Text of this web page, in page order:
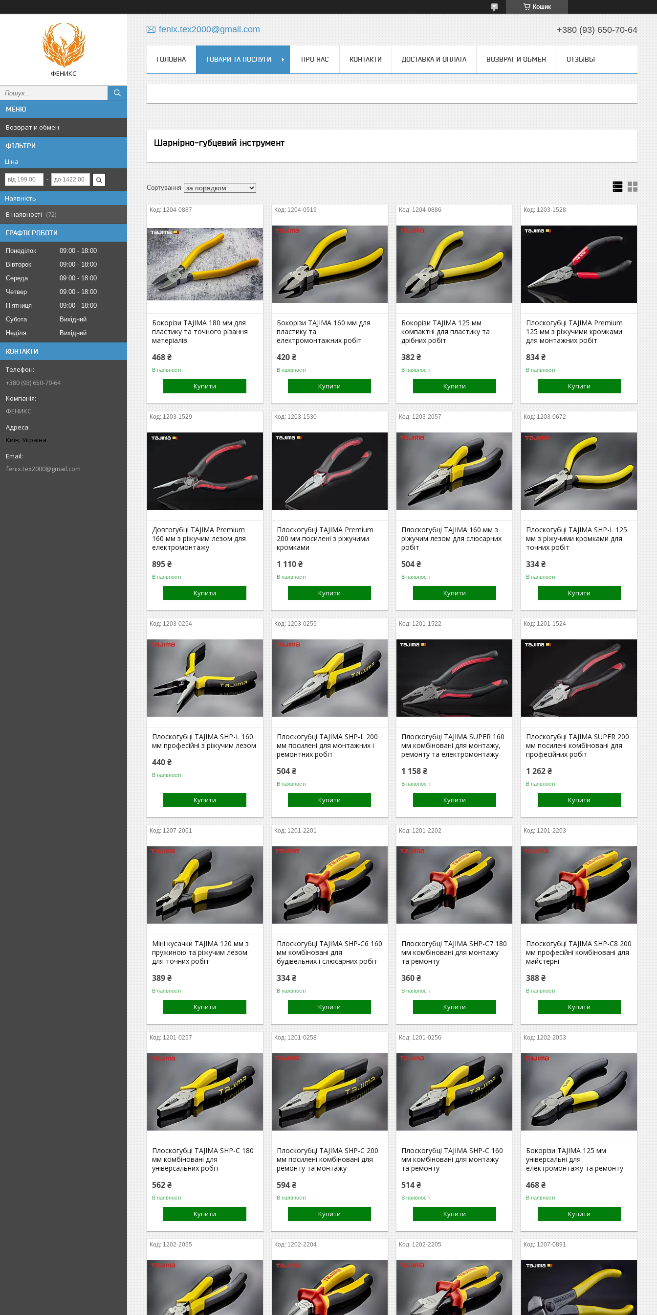
Кошик
ФЕНИКС
Возврат и обмен
ФІЛЬТРИ
Ціна
Наявність
В наявності
72
ГРАФІК РОБОТИ
Понеділок 09:00
18:00
Вівторок
09:00
18:00
Середа
09:00
18:00
Четвер
09:00
18:00
Пʼятниця
09:00
18:00
Субота
Вихідний
Неділя
Вихідний
КОНТАКТИ
+380 (93) 650-70-64
ФЕНИКС
Київ, Україна
fenix.tex2000@gmail.com
fenix.tex2000@gmail.com +380 (93) 650-70-64
ГОЛОВНА ТОВАРИ ТА ПОСЛУГИ ПРО НАС КОНТАКТИ ДОСТАВКА И ОПЛАТА ВОЗВРАТ И ОБМЕН ОТЗЫВЫ
Шарнірно-губцевий інструмент
1204-0887
Бокорізи TAJIMA 180 мм для
пластику та точного різання
матеріалів
468 ₴
В наявності
Купити
1204-0519
Бокорізи TAJIMA 160 мм для
пластику та
електромонтажних робіт
420 ₴
В наявності
Купити
1204-0886
Бокорізи TAJIMA 125 мм
компактні для пластику та
дрібних робіт
382 ₴
В наявності
Купити
1203-1528
Плоскогубці TAJIMA Premium
125 мм з ріжучими кромками
для монтажних робіт
834 ₴
В наявності
Купити
1203-1529
Довгогубці TAJIMA Premium
160 мм з ріжучим лезом для
електромонтажу
895 ₴
В наявності
Купити
1203-1530
Плоскогубці TAJIMA Premium
200 мм посилені з ріжучими
кромками
1 110 ₴
В наявності
Купити
1203-2057
Плоскогубці TAJIMA 160 мм з
ріжучим лезом для слюсарних
робіт
504 ₴
В наявності
Купити
1203-0672
Плоскогубці TAJIMA SHP-L 125
мм з ріжучими кромками для
точних робіт
334 ₴
В наявності
Купити
1203-0254
Плоскогубці TAJIMA SHP-L 160
мм професійні з ріжучим лезом
440 ₴
В наявності
Купити
1203-0255
Плоскогубці TAJIMA SHP-L 200
мм посилені для монтажних і
ремонтних робіт
504 ₴
В наявності
Купити
1201-1522
Плоскогубці TAJIMA SUPER 160
мм комбіновані для монтажу,
ремонту та електромонтажу
1 158 ₴
В наявності
Купити
1201-1524
Плоскогубці TAJIMA SUPER 200
мм посилені комбіновані для
професійних робіт
1 262 ₴
В наявності
Купити
1207-2061
Міні кусачки TAJIMA 120 мм з
пружиною та ріжучим лезом
для точних робіт
389 ₴
В наявності
Купити
1201-2201
Плоскогубці TAJIMA SHP-C6 160
мм комбіновані для
будівельних і слюсарних робіт
334 ₴
В наявності
Купити
1201-2202
Плоскогубці TAJIMA SHP-C7 180
мм комбіновані для монтажу
та ремонту
360 ₴
В наявності
Купити
1201-2203
Плоскогубці TAJIMA SHP-C8 200
мм професійні комбіновані для
майстерні
388 ₴
В наявності
Купити
1201-0257
Плоскогубці TAJIMA SHP-C 180
мм комбіновані для
універсальних робіт
562 ₴
В наявності
Купити
1201-0258
Плоскогубці TAJIMA SHP-C 200
мм посилені комбіновані для
ремонту та монтажу
594 ₴
В наявності
Купити
1201-0256
Плоскогубці TAJIMA SHP-C 160
мм комбіновані для монтажу
та ремонту
514 ₴
В наявності
Купити
1202-2053
Бокорізи TAJIMA 125 мм
універсальні для
електромонтажу та ремонту
468 ₴
В наявності
Купити
1202-2055 1202-2204 1202-2205 1207-0891